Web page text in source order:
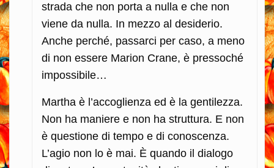
strada che non porta a nulla e che non
viene da nulla. In mezzo al desiderio.
Anche perché, passarci per caso, a meno
di non essere Marion Crane, è pressoché
impossibile…
Martha è l’accoglienza ed è la gentilezza.
Non ha maniere e non ha struttura. E non
è questione di tempo e di conoscenza.
L’agio non lo è mai. È quando il dialogo